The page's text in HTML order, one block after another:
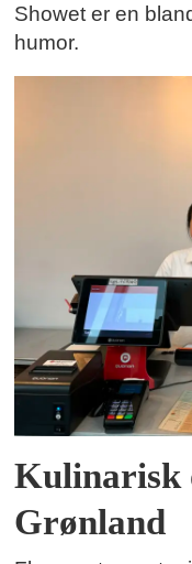
Showet er en
humor.
Kulinarisk
Grønland